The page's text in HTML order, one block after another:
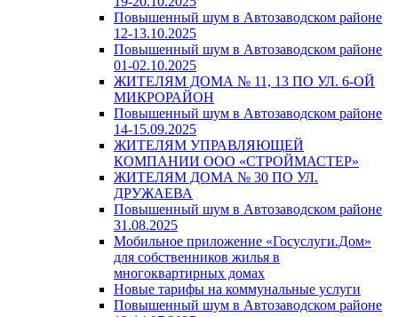
Повышенный шум в Автозаводском районе
12-13.10.2025
Повышенный шум в Автозаводском районе
01-02.10.2025
ЖИТЕЛЯМ ДОМА № 11, 13 ПО УЛ. 6-ОЙ
МИКРОРАЙОН
Повышенный шум в Автозаводском районе
14-15.09.2025
ЖИТЕЛЯМ УПРАВЛЯЮЩЕЙ
КОМПАНИИ ООО «СТРОЙМАСТЕР»
ЖИТЕЛЯМ ДОМА № 30 ПО УЛ.
ДРУЖАЕВА
Повышенный шум в Автозаводском районе
31.08.2025
Мобильное приложение «Госуслуги.Дом»
для собственников жилья в
многоквартирных домах
Новые тарифы на коммунальные услуги
Повышенный шум в Автозаводском районе